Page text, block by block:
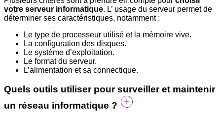
votre serveur informatique. L’ usage du serveur permet de
déterminer ses caractéristiques, notamment :
Le type de processeur utilisé et la mémoire vive.
La configuration des disques.
Le système d’exploitation.
Le format du serveur.
L’alimentation et sa connectique.
Quels outils utiliser pour surveiller et maintenir
un réseau informatique ?